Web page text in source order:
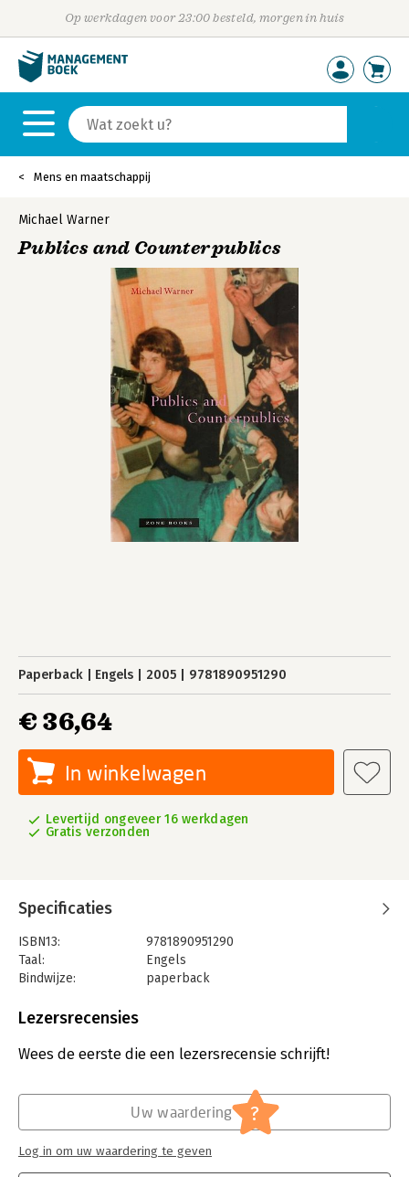
Op werkdagen voor 23:00 besteld, morgen in huis
Mens en maatschappij
Michael Warner
Publics and Counterpublics
Paperback Engels 2005 9781890951290
€ 36,64
In winkelwagen
Levertijd ongeveer 16 werkdagen
Gratis verzonden
Specificaties
ISBN13:
9781890951290
Taal:
Engels
Bindwijze:
paperback
Uitgever:
Lezersrecensies
Wees de eerste die een lezersrecensie schrijft!
Uw waardering ?
Log in om uw waardering te geven